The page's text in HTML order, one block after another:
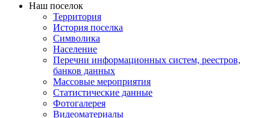
Наш поселок
Территория
История поселка
Символика
Население
Перечни информационных систем, реестров,
банков данных
Массовые мероприятия
Статистические данные
Фотогалерея
Видеоматериалы